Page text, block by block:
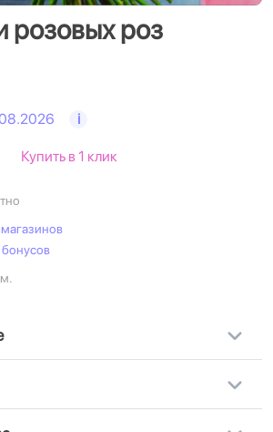
розовых роз
i
бонусов
Купить в 1 клик